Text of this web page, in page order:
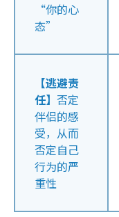
“你的心
态”
【逃避责
任】 否定
伴侣的感
受，从而
否定自己
行为的严
重性